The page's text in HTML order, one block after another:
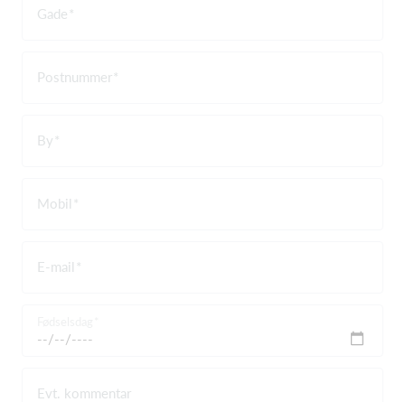
Gade
Postnummer
By
Mobil
E-mail
Evt. kommentar